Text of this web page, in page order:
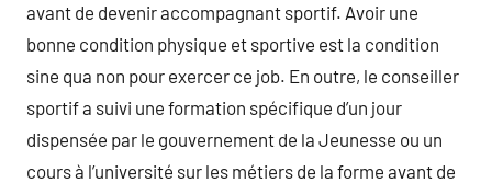
avant de devenir accompagnant sportif. Avoir une
bonne condition physique et sportive est la condition
sine qua non pour exercer ce job. En outre, le conseiller
sportif a suivi une formation spécifique d’un jour
dispensée par le gouvernement de la Jeunesse ou un
cours à l’université sur les métiers de la forme avant de